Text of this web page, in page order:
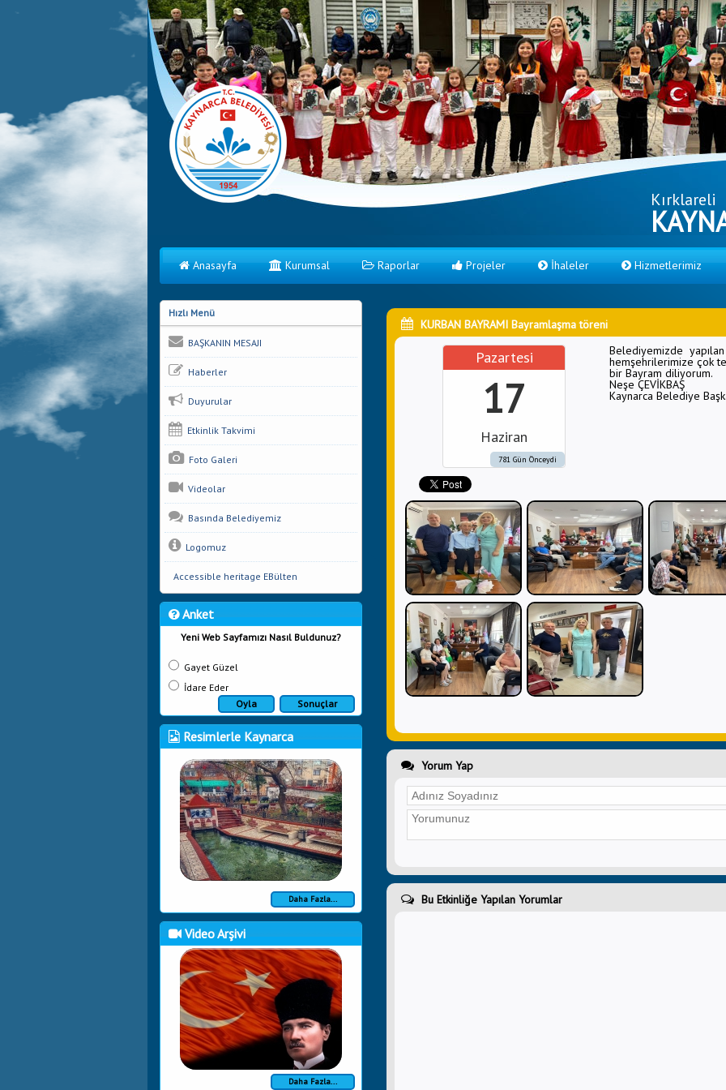
Kırklareli
Anasayfa Kurumsal Raporlar Projeler İhaleler Hizmetlerimiz
Hızlı Menü
BAŞKANIN MESAJI
Haberler
Duyurular
Etkinlik Takvimi
Foto Galeri
Videolar
Basında Belediyemiz
Logomuz
Accessible heritage EBülten
Anket
Yeni Web Sayfamızı Nasıl Buldunuz?
Gayet Güzel
İdare Eder
Sonuçlar
Oyla
Resimlerle Kaynarca
Daha Fazla...
Video Arşivi
Daha Fazla...
KURBAN BAYRAMI Bayramlaşma töreni
Pazartesi
17
Haziran
781 Gün Önceydi
Belediyemizde
hemşehrilerimize çok
bir Bayram diliyorum.
Neşe ÇEVİKBAŞ
Kaynarca Belediye
Yorum Yap
Bu Etkinliğe Yapılan Yorumlar